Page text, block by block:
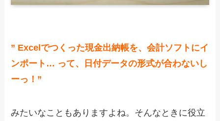
” Excelでつくった現金出納帳を、会計ソフトにイ
ンポート… って、日付データの形式が合わないし
ーっ！”
みたいなこともありますよね。そんなときに役立